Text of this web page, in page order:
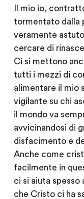
Il mio io,
tormentato dalla
veramente
cercare di
Ci si mettono
tutti i mezzi di
alimentare il mio
vigilante su chi
il mondo va
avvicinandosi di
disfacimento e
Anche come
facilmente in
ci si aiuta
che Cristo ci ha